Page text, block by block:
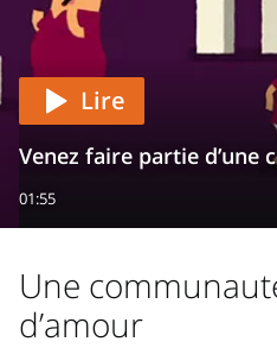
Lire
Venez faire partie d’une
01:55
Une
d’amour